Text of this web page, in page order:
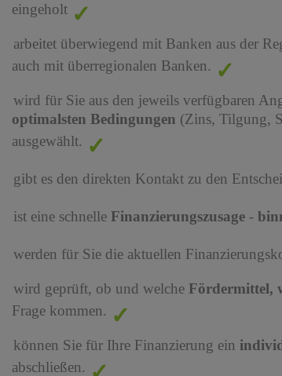
eingeholt
arbeitet überwiegend mit Banken aus der
auch mit überregionalen Banken.
wird für Sie aus den jeweils verfügbaren
optimalsten Bedingungen (Zins, Tilgung,
ausgewählt.
gibt es den direkten Kontakt zu den
ist eine schnelle Finanzierungszusage-
werden für Sie die aktuellen
wird geprüft, ob und welche Fördermittel,
Frage kommen.
können Sie für Ihre Finanzierung ein
abschließen.